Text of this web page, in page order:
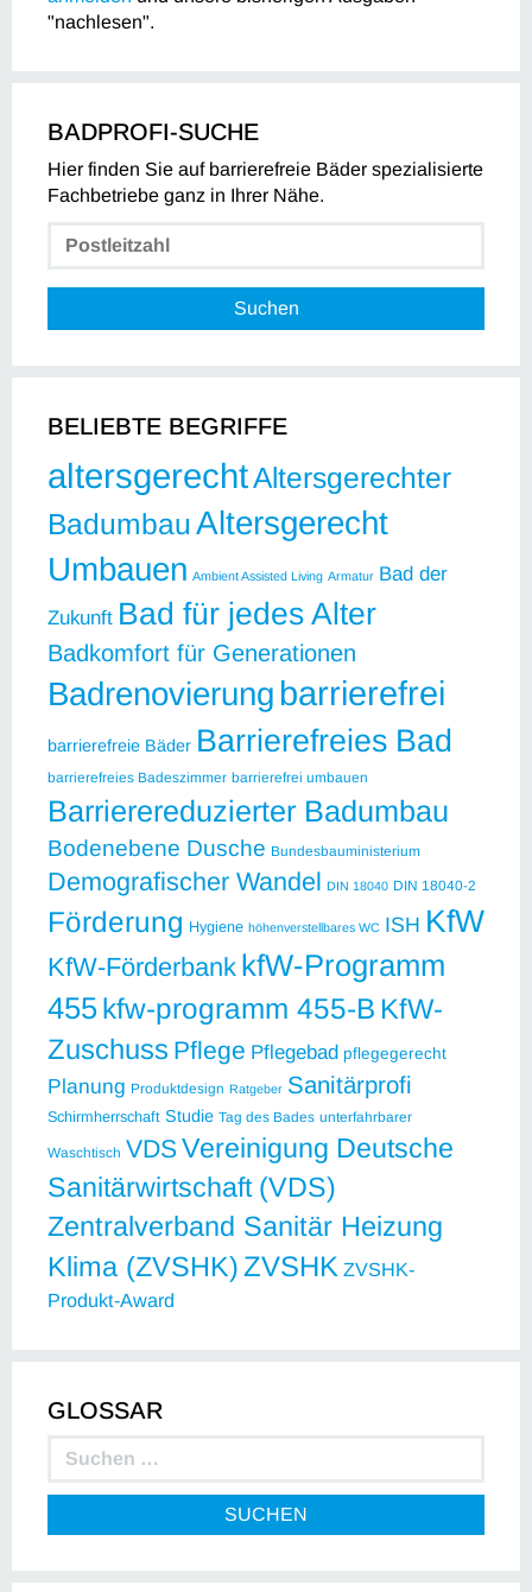
"nachlesen".
BADPROFI-SUCHE
Hier finden Sie auf barrierefreie Bäder spezialisierte
Fachbetriebe ganz in Ihrer Nähe.
Suchen
BELIEBTE BEGRIFFE
altersgerechtAltersgerechter
Badumbau Altersgerecht
Umbauen Ambient Assisted Living Armatur Bad der
Zukunft Bad für jedes Alter
Badkomfort für Generationen
Badrenovierung barrierefrei
barrierefreie Bäder Barrierefreies Bad
barrierefreies Badeszimmer barrierefrei umbauen
Barrierereduzierter Badumbau
Bodenebene Dusche Bundesbauministerium
Demografischer Wandel DIN 18040 DIN 18040-2
Förderung Hygiene höhenverstellbares WC ISH KfW
KfW-Förderbank kfW-Programm
455kfw-programm 455-B KfW-
Zuschuss Pflege Pflegebad pflegegerecht
Planung Produktdesign Ratgeber Sanitärprofi
Schirmherrschaft Studie Tag des Bades unterfahrbarer
Waschtisch VDSVereinigung Deutsche
Sanitärwirtschaft (VDS)
Zentralverband Sanitär Heizung
Klima (ZVSHK)ZVSHK ZVSHK-
Produkt-Award
GLOSSAR
SUCHEN